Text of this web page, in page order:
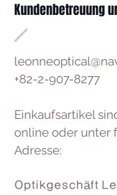
Kundenbetreuung
+82-2-907-8277
Einkaufsartikel
online oder unter
Adresse:
Optikgeschäft